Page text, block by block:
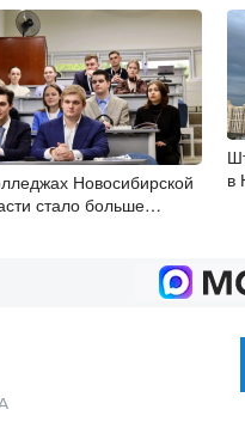
Новосибирской
стало больше
в